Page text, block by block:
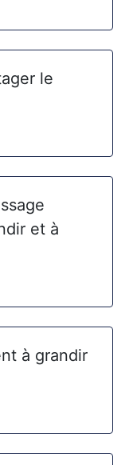
le
et à
à grandir